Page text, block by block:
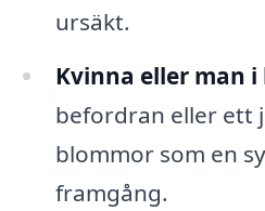
ursäkt.
Kvinna eller man
befordran eller ett
blommor som en
framgång.